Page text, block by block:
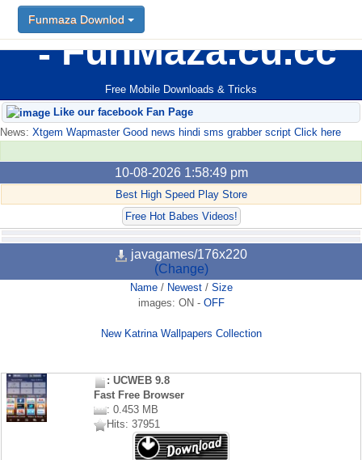
FunMaza.cu.cc
Free Mobile Downloads & Tricks
Funmaza Downlod
Like our facebook Fan Page
News: Xtgem Wapmaster Good news hindi sms grabber script Click here
10-08-2026 1:58:49 pm
Best High Speed Play Store
Free Hot Babes Videos!
javagames/176x220
(Change)
Name/ Newest/ Size
images: ON - OFF
New Katrina Wallpapers Collection
: UCWEB 9.8
Fast Free Browser
: 0.453 MB
Hits: 37951